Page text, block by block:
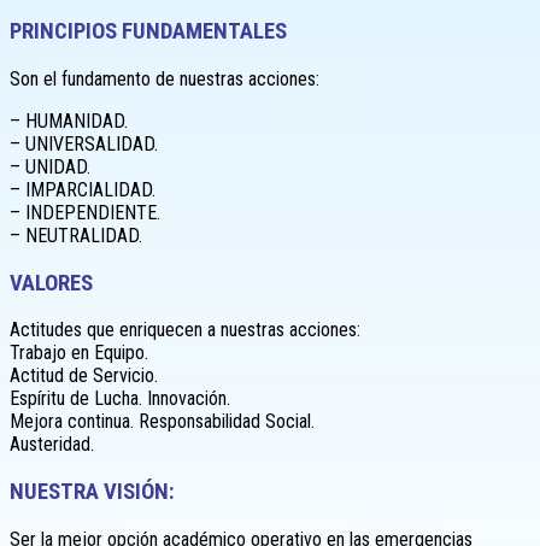
PRINCIPIOS FUNDAMENTALES
Son el fundamento de nuestras acciones:
– HUMANIDAD.
– UNIVERSALIDAD.
– UNIDAD.
– IMPARCIALIDAD.
– INDEPENDIENTE.
– NEUTRALIDAD.
VALORES
Actitudes que enriquecen a nuestras acciones:
Trabajo en Equipo.
Actitud de Servicio.
Espíritu de Lucha. Innovación.
Mejora continua. Responsabilidad Social.
Austeridad.
NUESTRA VISIÓN:
Ser la mejor opción académico operativo en las emergencias